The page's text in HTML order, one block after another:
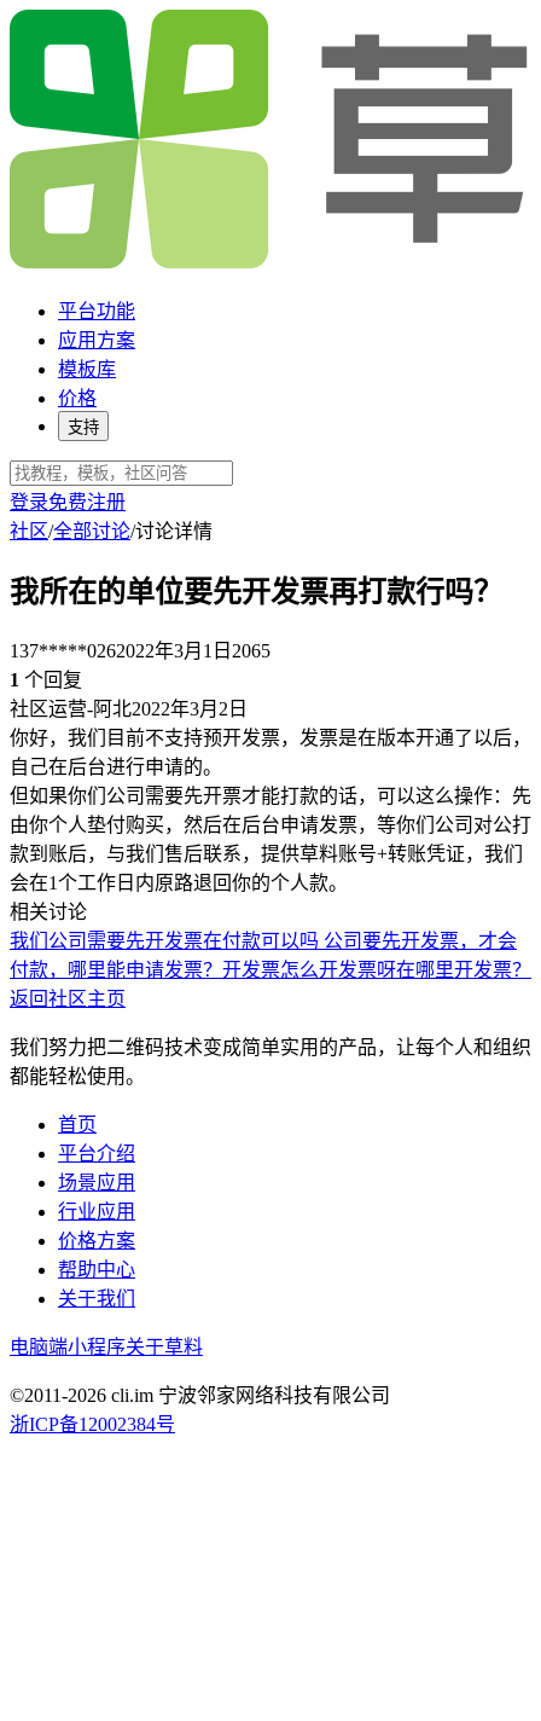
平台功能
应用方案
模板库
价格
支持
登录免费注册
社区/全部讨论/讨论详情
我所在的单位要先开发票再打款行吗？
137*****0262022年3月1日 2065
1 个回复
社区运营-阿北2022年3月2日
你好，我们目前不支持预开发票，发票是在版本开通了以后，
自己在后台进行申请的。
但如果你们公司需要先开票才能打款的话，可以这么操作：先
由你个人垫付购买，然后在后台申请发票，等你们公司对公打
款到账后，与我们售后联系，提供草料账号+转账凭证，我们
会在1个工作日内原路退回你的个人款。
相关讨论
我们公司需要先开发票在付款可以吗 公司要先开发票，才会
付款，哪里能申请发票？ 开发票怎么开发票呀在哪里开发票？
返回社区主页
我们努力把二维码技术变成简单实用的产品，让每个人和组织
都能轻松使用。
首页
平台介绍
场景应用
行业应用
价格方案
帮助中心
关于我们
电脑端小程序关于草料
©2011-2026 cli.im 宁波邻家网络科技有限公司
浙ICP备12002384号